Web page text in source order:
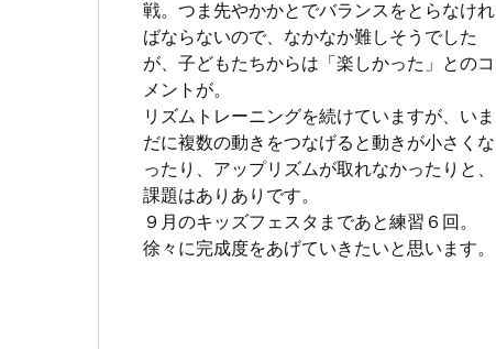
戦。つま先やかかとでバランスをとらなけれ
ばならないので、なかなか難しそうでした
が、子どもたちからは「楽しかった」とのコ
メントが。
リズムトレーニングを続けていますが、いま
だに複数の動きをつなげると動きが小さくな
ったり、アップリズムが取れなかったりと、
課題はありありです。
９月のキッズフェスタまであと練習６回。
徐々に完成度をあげていきたいと思います。